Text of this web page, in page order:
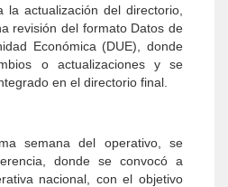
la actualización del directorio,
revisión del formato Datos de
Económica (DUE), donde
o actualizaciones y se
en el directorio final.
semana del operativo, se
donde se convocó a
nacional, con el objetivo